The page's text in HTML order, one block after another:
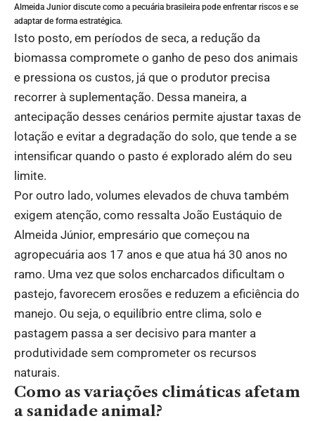
Almeida Junior discute como a pecuária brasileira pode enfrentar riscos e se
adaptar de forma estratégica.
Isto posto, em períodos de seca, a redução da
biomassa compromete o ganho de peso dos animais
e pressiona os custos, já que o produtor precisa
recorrer à suplementação. Dessa maneira, a
antecipação desses cenários permite ajustar taxas de
lotação e evitar a degradação do solo, que tende a se
intensificar quando o pasto é explorado além do seu
limite.
Por outro lado, volumes elevados de chuva também
exigem atenção, como ressalta João Eustáquio de
Almeida Júnior, empresário que começou na
agropecuária aos 17 anos e que atua há 30 anos no
ramo. Uma vez que solos encharcados dificultam o
pastejo, favorecem erosões e reduzem a eficiência do
manejo. Ou seja, o equilíbrio entre clima, solo e
pastagem passa a ser decisivo para manter a
produtividade sem comprometer os recursos
naturais.
Como as variações climáticas afetam
a sanidade animal?